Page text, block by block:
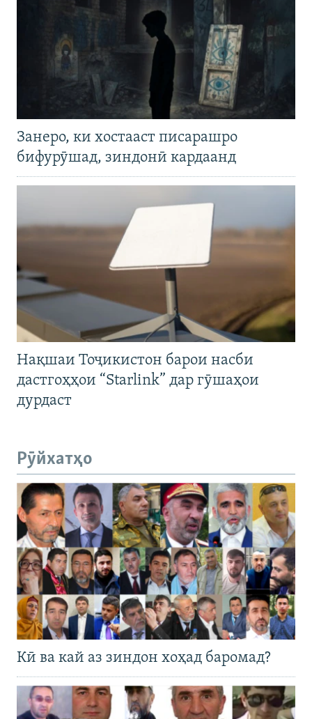
Занеро, ки хостааст писарашро
бифурӯшад, зиндонӣ кардаанд
Нақшаи Тоҷикистон барои насби
дастгоҳҳои “Starlink” дар гӯшаҳои
дурдаст
Рӯйхатҳо
Кӣ ва кай аз зиндон хоҳад баромад?